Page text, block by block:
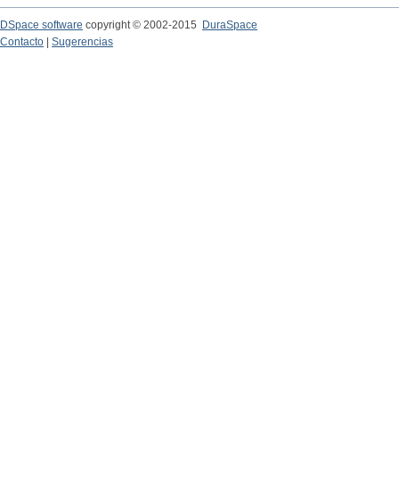
DSpace software copyright © 2002-2015
DuraSpace
Contacto
Sugerencias